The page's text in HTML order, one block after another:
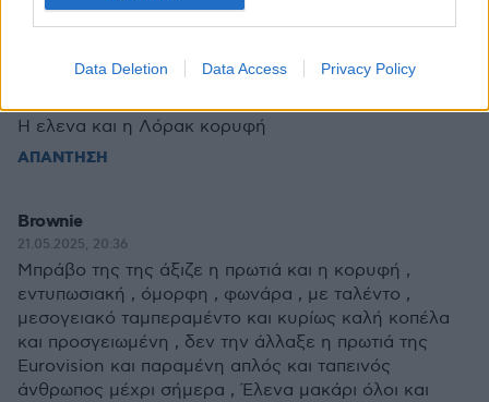
Data Deletion Data Access Privacy Policy
ΑΠΑΝΤΗΣΗ
Η ελενα και η Λόρακ κορυφή
ΑΠΑΝΤΗΣΗ
Brownie
21.05.2025, 20:36
Μπράβο της της άξιζε η πρωτιά και η κορυφή ,
εντυπωσιακή , όμορφη , φωνάρα , με ταλέντο ,
μεσογειακό ταμπεραμέντο και κυρίως καλή κοπέλα
και προσγειωμένη , δεν την άλλαξε η πρωτιά της
Eurovision και παραμένη απλός και ταπεινός
άνθρωπος μέχρι σήμερα , Έλενα μακάρι όλοι και